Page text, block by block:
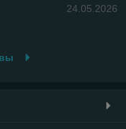
24.05.2026